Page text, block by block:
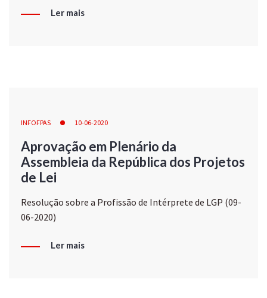
Ler mais
INFOFPAS 10-06-2020
Aprovação em Plenário da
Assembleia da República dos Projetos
de Lei
Resolução sobre a Profissão de Intérprete de LGP (09-
06-2020)
Ler mais